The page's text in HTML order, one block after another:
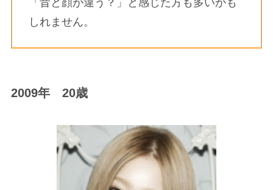
しれません。
2009年 20歳